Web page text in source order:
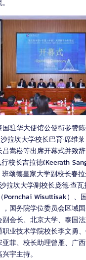
驻华大使馆公使衔参赞
拉坎大学校长巴育·席维
嵩崧等出席开幕式并致
行校长吉拉德(Keerath
颂德皇家大学副校长春
拉坎大学副校长庞德·查
Pornchai Wisuttisak）、
国务院学位委员会区域
会长、北京大学、泰国
业技术学院校长李文勇
菲、校长助理曾雁、广
宇主持。